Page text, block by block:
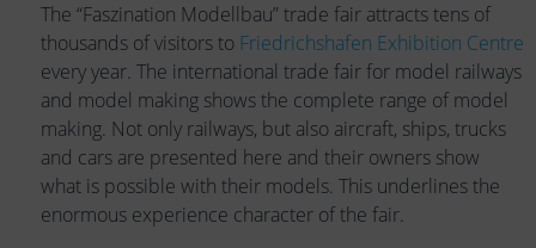
The “Faszination Modellbau” trade fair attracts tens of
thousands of visitors to Friedrichshafen Exhibition Centre
every year. The international trade fair for model railways
and model making shows the complete range of model
making. Not only railways, but also aircraft, ships, trucks
and cars are presented here and their owners show
what is possible with their models. This underlines the
enormous experience character of the fair.